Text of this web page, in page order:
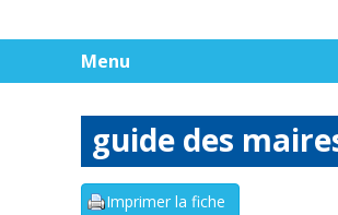
Menu
guide des